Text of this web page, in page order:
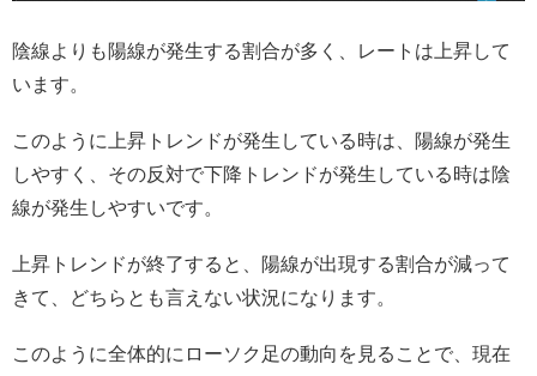
陰線よりも陽線が発生する割合が多く、レートは上昇して
います。
このように上昇トレンドが発生している時は、陽線が発生
しやすく、その反対で下降トレンドが発生している時は陰
線が発生しやすいです。
上昇トレンドが終了すると、陽線が出現する割合が減って
きて、どちらとも言えない状況になります。
このように全体的にローソク足の動向を見ることで、現在